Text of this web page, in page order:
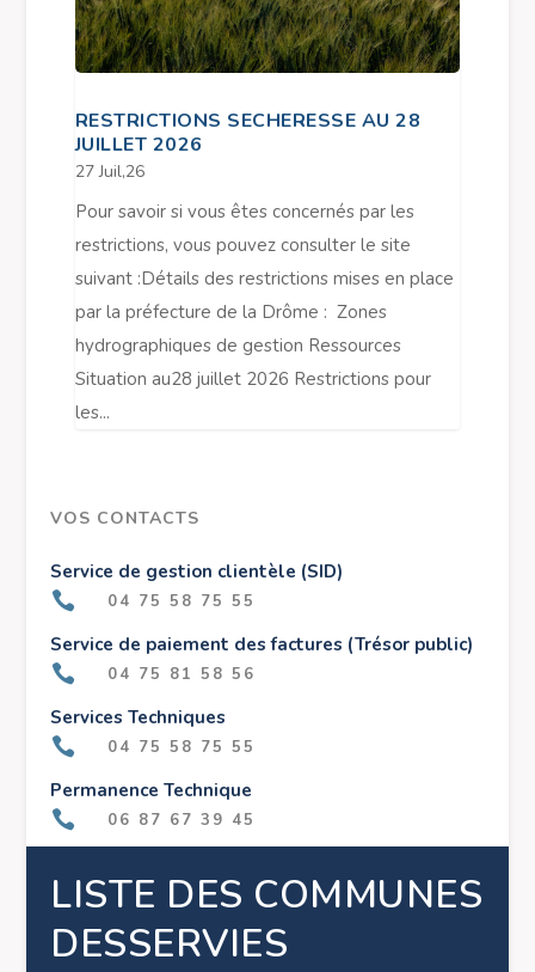
RESTRICTIONS SECHERESSE AU 28
JUILLET 2026
27 Juil,26
Pour savoir si vous êtes concernés par les
restrictions, vous pouvez consulter le site
suivant :Détails des restrictions mises en place
par la préfecture de la Drôme : Zones
hydrographiques de gestion Ressources
Situation au28 juillet 2026 Restrictions pour
les...
VOS CONTACTS
Service de gestion clientèle (SID)

04 75 58 75 55
Service de paiement des factures (Trésor public)

04 75 81 58 56
Services Techniques

04 75 58 75 55
Permanence Technique

06 87 67 39 45
LISTE DES COMMUNES
DESSERVIES